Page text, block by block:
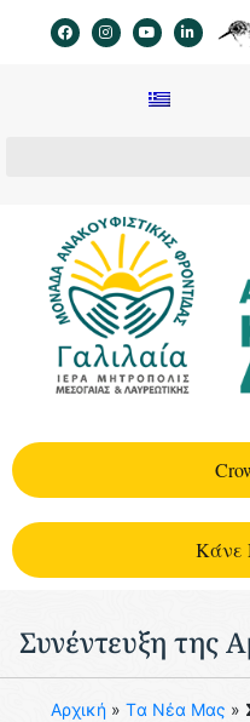
περιεχόμενο
Kάνε
Συνέντευξη της
Aρχική» Tα Νέα Μας »